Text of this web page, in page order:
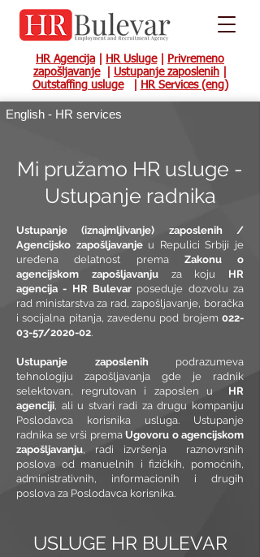
HR Agencija HR Usluge|
Privremeno
zapošljavanje| Ustupanje zaposlenih
Outstaffing usluge| HR Services (eng)
English - HR services
Mi pružamo HR usluge -
Ustupanje radnika
Ustupanje (iznajmljivanje) zaposlenih /
Agencijsko zapošljavanjeu Repulici Srbiji je
uređena delatnost prema Zakonu o
agencijskom zapošljavanjuza koju HR
agencija - HR Bulevar poseduje dozvolu za
rad ministarstva za rad, zapošljavanje, boračka
i socijalna pitanja, zavedenu pod brojem 022-
03-57/2020-02.
Ustupanje zaposlenih podrazumeva
tehnologiju zapošljavanja gde je radnik
selektovan, regrutovan i zaposlen u HR
agenciji, ali u stvari radi za drugu kompaniju
Poslodavca korisnika usluga. Ustupanje
radnika se vrši prema Ugovoru o agencijskom
zapošljavanju, radi izvršenja raznovrsnih
poslova od manuelnih i fizičkih, pomoćnih,
administrativnih, informacionih i drugih
poslova za Poslodavca korisnika.
USLUGE HR BULEVAR